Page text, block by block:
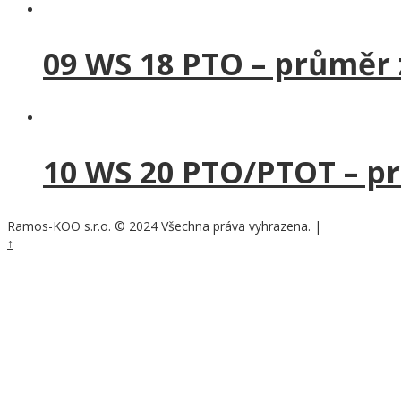
09 WS 18 PTO –
10 WS 20 PTO/PTOT –
Ramos-KOO s.r.o. © 2024 Všechna práva vyhrazena. |
↑